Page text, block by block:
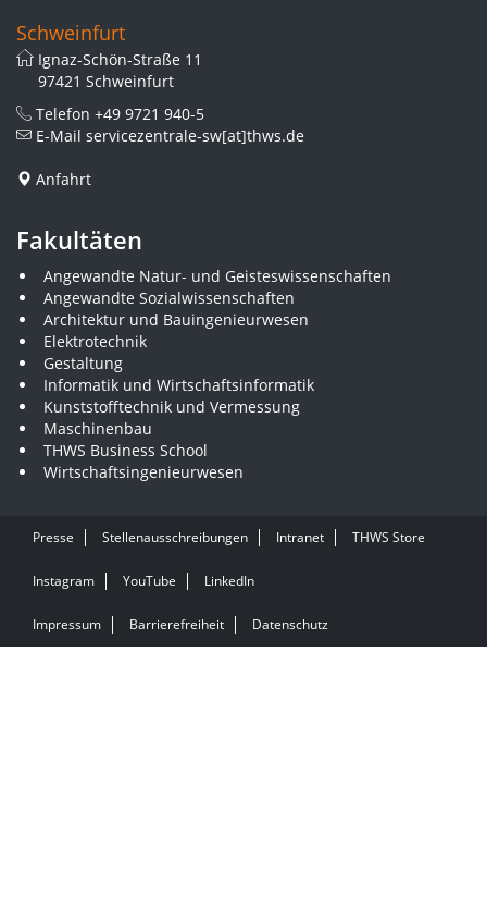
Schweinfurt
Ignaz-Schön-Straße 11
97421 Schweinfurt
Telefon +49 9721 940-5
E-Mail servicezentrale-sw[at]thws.de
Anfahrt
Fakultäten
Angewandte Natur- und Geisteswissenschaften
Angewandte Sozialwissenschaften
Architektur und Bauingenieurwesen
Elektrotechnik
Gestaltung
Informatik und Wirtschaftsinformatik
Kunststofftechnik und Vermessung
Maschinenbau
THWS Business School
Wirtschaftsingenieurwesen
Presse Stellenausschreibungen Intranet THWS Store
Instagram YouTube LinkedIn
Impressum Barrierefreiheit Datenschutz